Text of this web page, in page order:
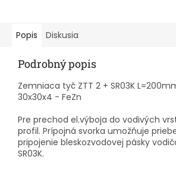
Popis Diskusia
Podrobný popis
Zemniaca tyč ZTT 2 + SR03K
30x30x4 - FeZn
Pre prechod el.výboja do vodivých
profil. Prípojná svorka umožňuje
pripojenie bleskozvodovej pásky
SR03K.